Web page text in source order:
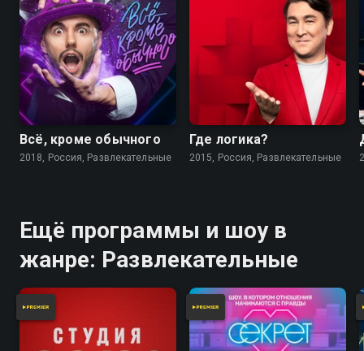
Всё, кроме обычного
2018, Россия, Развлекательные
Где логика?
2015, Россия, Развлекательные
Ещё программы и шоу в
жанре: Развлекательные